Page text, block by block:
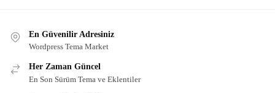
En Güvenilir Adresiniz
Wordpress Tema Market
Her Zaman Güncel
En Son Sürüm Tema ve Eklentiler